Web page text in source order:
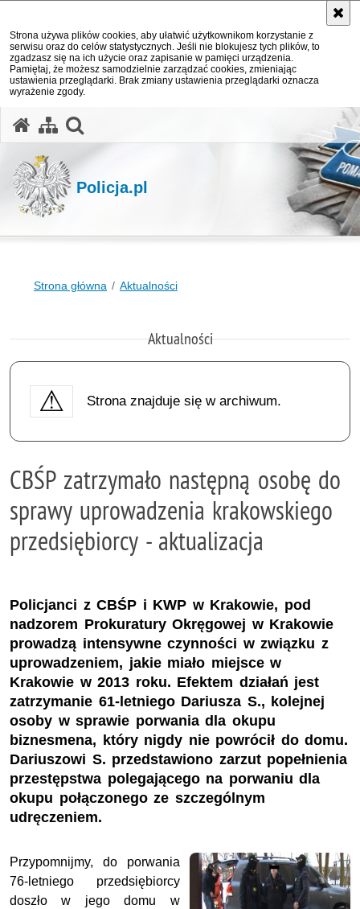
Strona używa plików cookies, aby ułatwić użytkownikom korzystanie z
serwisu oraz do celów statystycznych. Jeśli nie blokujesz tych plików, to
zgadzasz się na ich użycie oraz zapisanie w pamięci urządzenia.
Pamiętaj, że możesz samodzielnie zarządzać cookies, zmieniając
ustawienia przeglądarki. Brak zmiany ustawienia przeglądarki oznacza
wyrażenie zgody.
Policja.pl
Strona główna Aktualności
Aktualności
Strona znajduje się w archiwum.
CBŚP zatrzymało następną osobę do
sprawy uprowadzenia krakowskiego
przedsiębiorcy - aktualizacja
Policjanci z CBŚP i KWP w Krakowie, pod
nadzorem Prokuratury Okręgowej w Krakowie
prowadzą intensywne czynności w związku z
uprowadzeniem, jakie miało miejsce w
Krakowie w 2013 roku. Efektem działań jest
zatrzymanie 61-letniego Dariusza S., kolejnej
osoby w sprawie porwania dla okupu
biznesmena, który nigdy nie powrócił do domu.
Dariuszowi S. przedstawiono zarzut popełnienia
przestępstwa polegającego na porwaniu dla
okupu połączonego ze szczególnym
udręczeniem.
Przypomnijmy, do porwania
76-letniego przedsiębiorcy
doszło w jego domu w